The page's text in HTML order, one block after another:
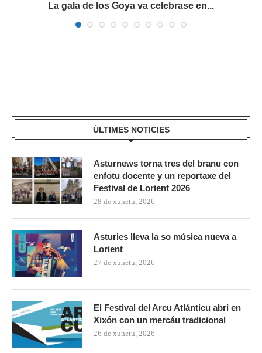
La gala de los Goya va celebrase en...
ÚLTIMES NOTICIES
Asturnews torna tres del branu con
enfotu docente y un reportaxe del
Festival de Lorient 2026
28 de xunetu, 2026
Asturies lleva la so música nueva a
Lorient
27 de xunetu, 2026
El Festival del Arcu Atlánticu abri en
Xixón con un mercáu tradicional
26 de xunetu, 2026